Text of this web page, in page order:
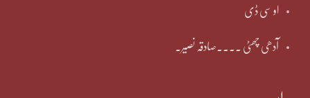
او سی ڈی
آدھی چھٹی ۔۔۔۔صادقہ نصیر۔